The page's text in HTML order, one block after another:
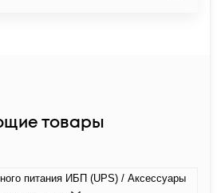
товары
питания ИБП (UPS) / Аксессуары